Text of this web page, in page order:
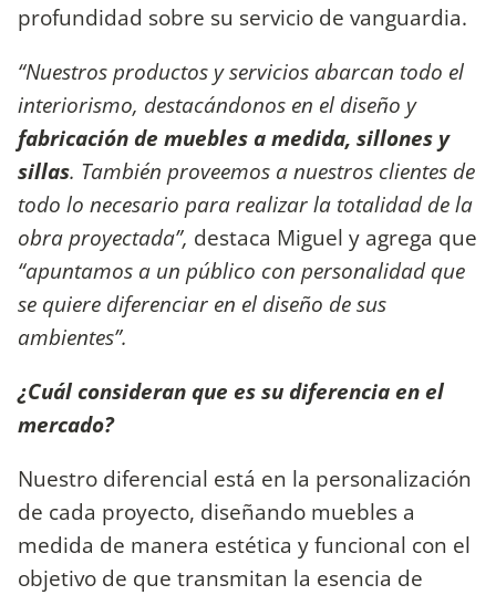
profundidad sobre su servicio de vanguardia.
“Nuestros productos y servicios abarcan todo el
interiorismo, destacándonos en el diseño y
fabricación de muebles a medida, sillones y
sillas. También proveemos a nuestros clientes de
todo lo necesario para realizar la totalidad de la
obra proyectada”, destaca Miguel y agrega que
“apuntamos a un público con personalidad que
se quiere diferenciar en el diseño de sus
ambientes”.
¿Cuál consideran que es su diferencia en el
mercado?
Nuestro diferencial está en la personalización
de cada proyecto, diseñando muebles a
medida de manera estética y funcional con el
objetivo de que transmitan la esencia de